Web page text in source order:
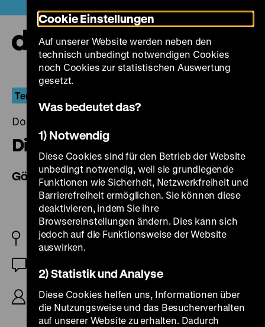
zum
Seiteninhalt
springen
Terrorismus im Westen
Donnerstag, 22. April 2004, 18.15 Uhr
Divine Intervention
Göttliche Intervention
FR/MA/D/PS 2002
R: Elia Suleiman, D: Elia Suleiman, Manal Khader,
Nayef Fahoum Daher, 92’
Cookie Einstellungen
Auf unserer Website werden neben den
technisch unbedingt notwendigen Cookies
noch Cookies zur statistischen Auswertung
gesetzt.
Was bedeutet das?
1) Notwendig
Diese Cookies sind für den Betrieb der Website
unbedingt notwendig, weil sie grundlegende
Funktionen wie Sicherheit, Netzwerkfreiheit und
Barrierefreiheit ermöglichen. Sie können diese
deaktivieren, indem Sie ihre
Browsereinstellungen ändern. Dies kann sich
jedoch auf die Funktionsweise der Website
auswirken.
2) Statistik und Analyse
Diese Cookies helfen uns, Informationen über
die Nutzungsweise und das Besucherverhalten
auf unserer Website zu erhalten. Dadurch